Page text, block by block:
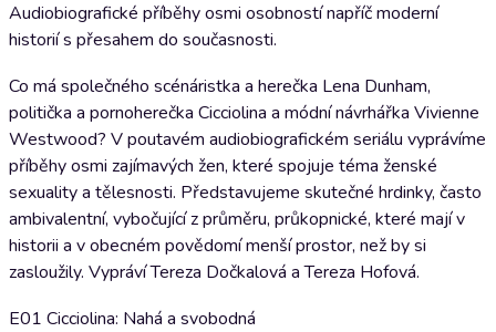
Audiobiografické příběhy osmi osobností napříč moderní
historií s přesahem do současnosti.
Co má společného scénáristka a herečka Lena Dunham,
politička a pornoherečka Cicciolina a módní návrhářka Vivienne
Westwood? V poutavém audiobiografickém seriálu vyprávíme
příběhy osmi zajímavých žen, které spojuje téma ženské
sexuality a tělesnosti. Představujeme skutečné hrdinky, často
ambivalentní, vybočující z průměru, průkopnické, které mají v
historii a v obecném povědomí menší prostor, než by si
zasloužily. Vypráví Tereza Dočkalová a Tereza Hofová.
E01 Cicciolina: Nahá a svobodná